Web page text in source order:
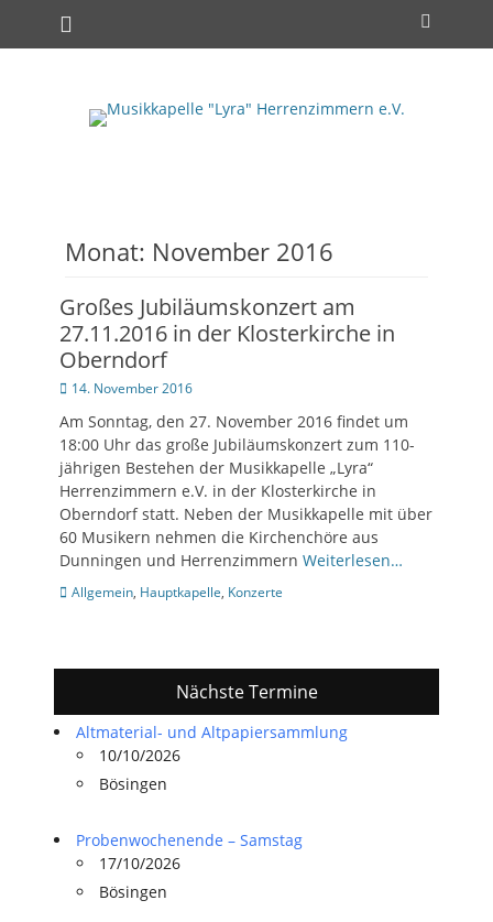
Inhalt
Primäres Menü
Monat: November 2016
Großes Jubiläumskonzert am
27.11.2016 in der Klosterkirche in
Oberndorf
Posted
14. November 2016
Am Sonntag, den 27. November 2016 findet um
18:00 Uhr das große Jubiläumskonzert zum 110-
jährigen Bestehen der Musikkapelle „Lyra“
Herrenzimmern e.V. in der Klosterkirche in
Oberndorf statt. Neben der Musikkapelle mit über
60 Musikern nehmen die Kirchenchöre aus
Dunningen und Herrenzimmern Weiterlesen…
Kategorien
Allgemein, Hauptkapelle, Konzerte
Nächste Termine
Altmaterial- und Altpapiersammlung
10/10/2026
Bösingen
Probenwochenende – Samstag
17/10/2026
Bösingen